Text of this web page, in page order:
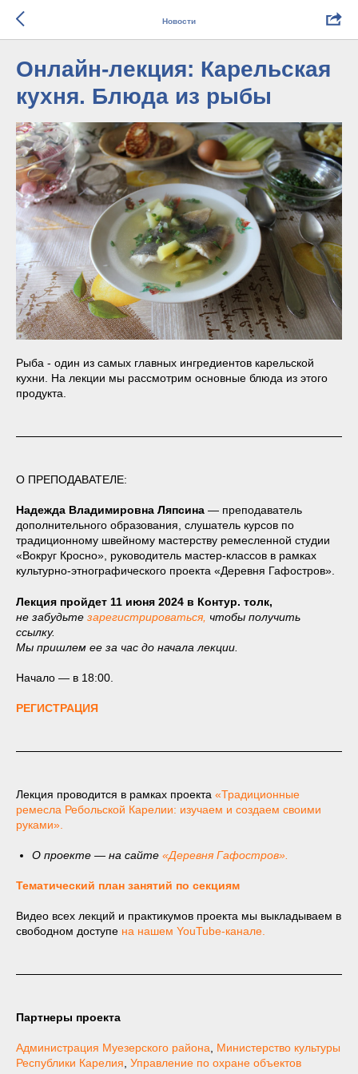
Новости
Онлайн-лекция: Карельская
кухня. Блюда из рыбы
Рыба - один из самых главных ингредиентов карельской
кухни. На лекции мы рассмотрим основные блюда из этого
продукта.
О ПРЕПОДАВАТЕЛЕ:
Надежда Владимировна Ляпсина — преподаватель
дополнительного образования, слушатель курсов по
традиционному швейному мастерству ремесленной студии
«Вокруг Кросно», руководитель мастер-классов в рамках
культурно-этнографического проекта «Деревня Гафостров».
Лекция пройдет 11 июня 2024 в Контур. толк,
не забудьте зарегистрироваться, чтобы получить
ссылку.
Мы пришлем ее за час до начала лекции.
Начало — в 18:00.
РЕГИСТРАЦИЯ
Лекция проводится в рамках проекта «Традиционные
ремесла Ребольской Карелии: изучаем и создаем своими
руками».
О проекте — на сайте «Деревня Гафостров».
Тематический план занятий по секциям
Видео всех лекций и практикумов проекта мы выкладываем в
свободном доступе на нашем YouTube-канале.
Партнеры проекта
Администрация Муезерского района
Министерство культуры
Республики Карелия Управление по охране объектов